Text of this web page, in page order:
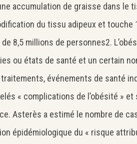
accumulation de graisse dans le
du tissu adipeux et
8,5 millions de personnes2.
ou états de santé et un certain
traitements, événements de santé
« complications de l’obésité »
Asterès a estimé le nombre de
épidémiologique du « risque